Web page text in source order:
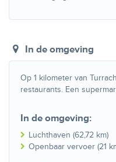
In de omgeving
Op 1 kilometer van
restaurants. Een
In de omgeving:
Luchthaven (62,72 km)
Openbaar vervoer (21